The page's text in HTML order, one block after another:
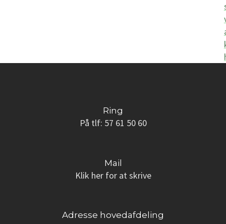
Ring
På tlf: ​57 61 50 60
Mail
Klik her for at skrive
Adresse hovedafdeling